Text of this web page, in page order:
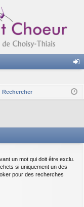
ne
Rechercher
un mot qui doit être exclu.
si uniquement un des
pour des recherches